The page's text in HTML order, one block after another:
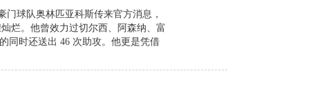
球队奥林匹亚科斯传来官方消息，
烂。他曾效力过切尔西、阿森纳、富
同时还送出 46 次助攻。他更是凭借